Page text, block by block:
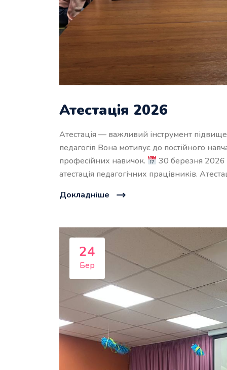
Атестація 2026
Атестація — важливий інструмент
педагогів Вона мотивує до постійного
професійних навичок.
30 березня 2026
атестація педагогічних працівників.
Докладніше
24
Бер